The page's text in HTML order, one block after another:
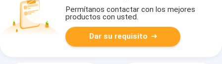
Permítanos contactar con los mejores
productos con usted.
Dar su requisito